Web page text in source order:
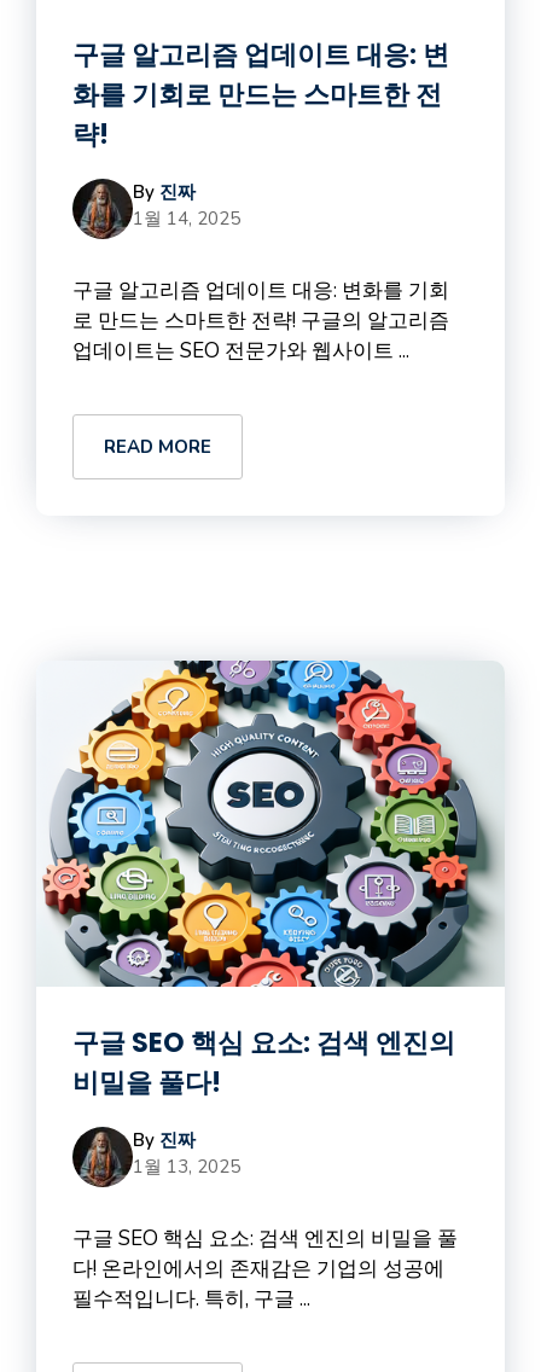
구글 알고리즘 업데이트 대응: 변
화를 기회로 만드는 스마트한 전
략!
By 진짜
1월 14, 2025
구글 알고리즘 업데이트 대응: 변화를 기회
로 만드는 스마트한 전략! 구글의 알고리즘
업데이트는 SEO 전문가와 웹사이트 ...
READ MORE
구글 SEO 핵심 요소: 검색 엔진의
비밀을 풀다!
By 진짜
1월 13, 2025
구글 SEO 핵심 요소: 검색 엔진의 비밀을 풀
다! 온라인에서의 존재감은 기업의 성공에
필수적입니다. 특히, 구글 ...